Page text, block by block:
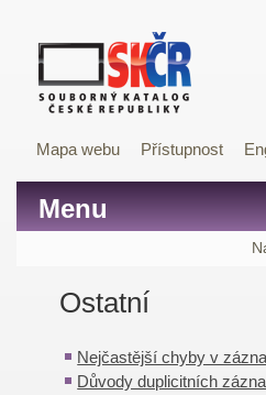
Mapa webu Přístupnost
Menu
Ostatní
Nejčastější chyby v
Důvody duplicitních